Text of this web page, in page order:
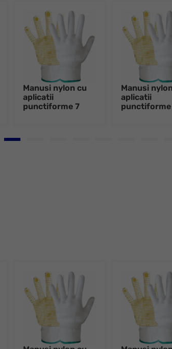
Manusi nylon cu
aplicatii
punctiforme 7
Manusi
aplicatii
punctiforme
Go to slide 1